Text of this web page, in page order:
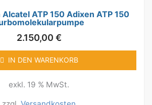
ATP 150 Adixen ATP 150
2.150,00 €
IN DEN WARENKORB
exkl. 19 % MwSt.